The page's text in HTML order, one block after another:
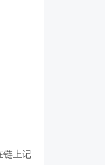
链上记